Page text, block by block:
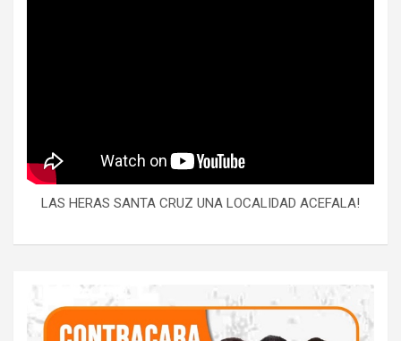
LAS HERAS SANTA CRUZ UNA LOCALIDAD ACEFALA!